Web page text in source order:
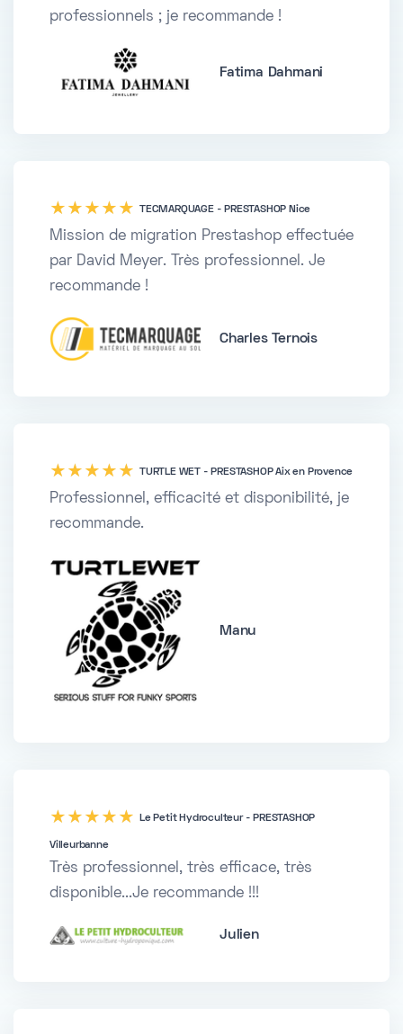
professionnels ; je recommande !
Fatima Dahmani
five TECMARQUAGE - PRESTASHOP Nice
Mission de migration Prestashop effectuée
par David Meyer. Très professionnel. Je
recommande !
Charles Ternois
five TURTLE WET - PRESTASHOP Aix en Provence
Professionnel, efficacité et disponibilité, je
recommande.
Manu
five Le Petit Hydroculteur - PRESTASHOP
Villeurbanne
Très professionnel, très efficace, très
disponible...Je recommande !!!
Julien